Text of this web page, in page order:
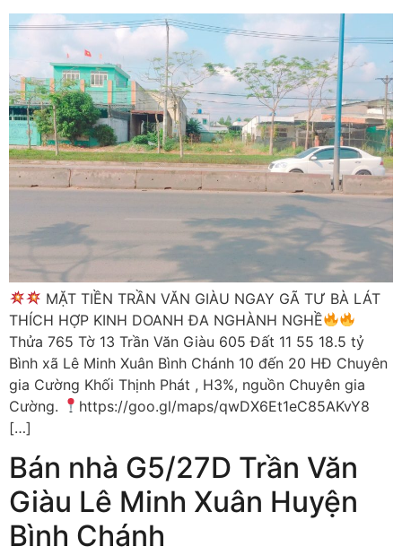
MẶT TIỀN TRẦN VĂN GIÀU NGAY GÃ TƯ BÀ LÁT
THÍCH HỢP KINH DOANH ĐA NGHÀNH NGHỀ
Thửa 765 Tờ 13 Trần Văn Giàu 605 Đất 11 55 18.5 tỷ
Bình xã Lê Minh Xuân Bình Chánh 10 đến 20 HĐ Chuyên
gia Cường Khối Thịnh Phát , H3%, nguồn Chuyên gia
Cường.
https://goo.gl/maps/qwDX6Et1eC85AKvY8
[…]
Bán nhà G5/27D Trần Văn
Giàu Lê Minh Xuân Huyện
Bình Chánh